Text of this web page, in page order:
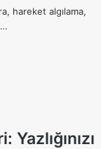
hareket algılama,
Yazlığınızı